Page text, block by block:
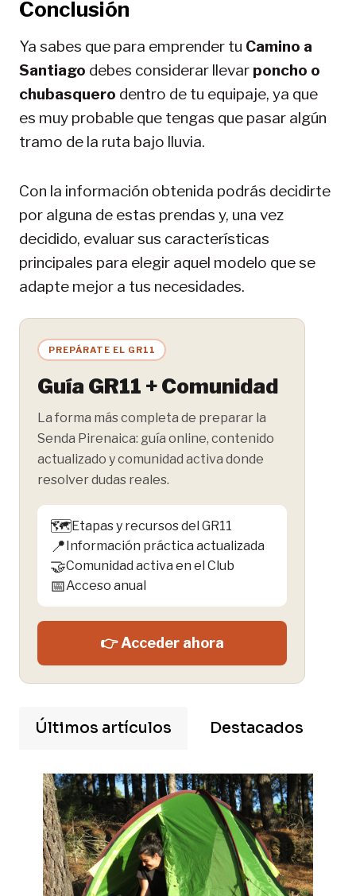
Conclusión
Ya sabes que para emprender tu Camino a
Santiago debes considerar llevar poncho o
chubasquero dentro de tu equipaje, ya que
es muy probable que tengas que pasar algún
tramo de la ruta bajo lluvia.
Con la información obtenida podrás decidirte
por alguna de estas prendas y, una vez
decidido, evaluar sus características
principales para elegir aquel modelo que se
adapte mejor a tus necesidades.
PREPÁRATE EL GR11
Guía GR11 + Comunidad
La forma más completa de preparar la
Senda Pirenaica: guía online, contenido
actualizado y comunidad activa donde
resolver dudas reales.
🗺️Etapas y recursos del GR11
📍Información práctica actualizada
🤝Comunidad activa en el Club
📅Acceso anual
👉 Acceder ahora
Últimos artículos Destacados